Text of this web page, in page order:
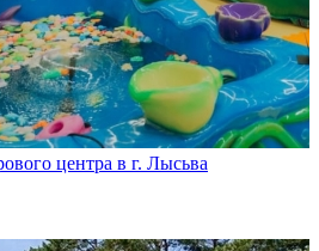
центра в г. Лысьва